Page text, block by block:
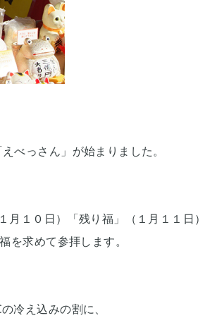
べっさん」が始まりました。
月１０日）「残り福」（１月１１日
を求めて参拝します。
冷え込みの割に、